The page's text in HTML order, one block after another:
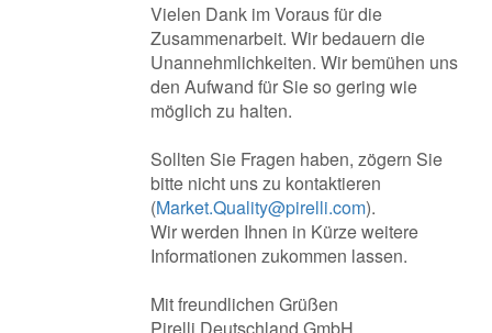
Vielen Dank im Voraus für die
Zusammenarbeit. Wir bedauern die
Unannehmlichkeiten. Wir bemühen uns
den Aufwand für Sie so gering wie
möglich zu halten.
Sollten Sie Fragen haben, zögern Sie
bitte nicht uns zu kontaktieren
(Market.Quality@pirelli.com).
Wir werden Ihnen in Kürze weitere
Informationen zukommen lassen.
Mit freundlichen Grüßen